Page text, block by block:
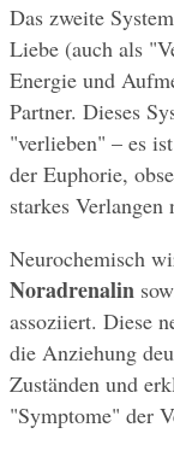
Das zweite
Liebe (auch als
Energie und
Partner. Dieses
"verlieben" – es
der Euphorie,
starkes
Neurochemisch
Noradrenalin
assoziiert. Diese
die Anziehung
Zuständen und
"Symptome" der